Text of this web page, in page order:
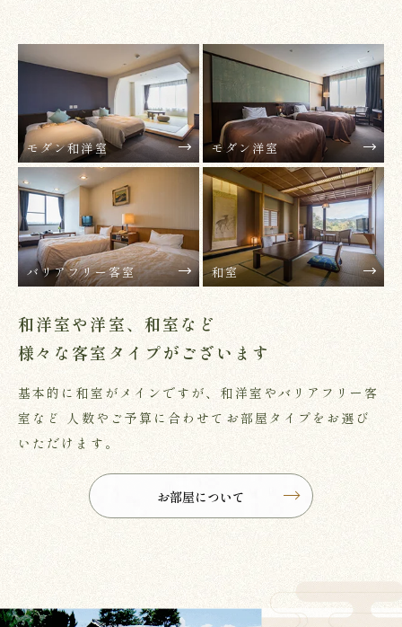
モダン和洋室 モダン洋室
バリアフリー客室 和室
和洋室や洋室、和室など
様々な客室タイプがございます
基本的に和室がメインですが、和洋室やバリアフリー客
室など
人数やご予算に合わせてお部屋タイプをお選び
いただけます。
お部屋について